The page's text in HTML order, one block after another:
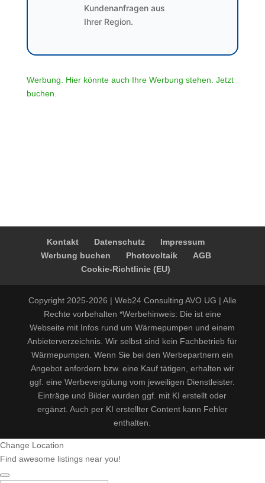
Kundenanfragen aus
Ihrer Region.
Werbung. Hier könnte auch Ihre Werbung stehen. Jetzt
buchen.
Kontakt Datenschutz
Impressum
Werbung buchen
Photovoltaik
AGB
Cookie-Richtlinie (EU)
Copyright 2025-2026 | Web24 Consulting AVO UG | Alle
Rechte vorbehalten *Werbehinweis: Die ist eine
Webseite mit Infos rund um Wärmepumpen und einem
Anbieterverzeichnis. Wir selbst sind kein Fachbetrieb für
Wärmepumpen. Wenn Sie bei den Werbepartnern ein
Angebot anfordern bzw. eine Kauf tätigen, erhalten wir
ggf. eine Werbevergütung vom jeweiligen Dienstleister.
Einträge und Bilder wurden ggf. mit KI erstellt oder
ergänzt. Auch per KI erstellter Content kann Fehler
enthalten.
Change Location
Find awesome listings near you!